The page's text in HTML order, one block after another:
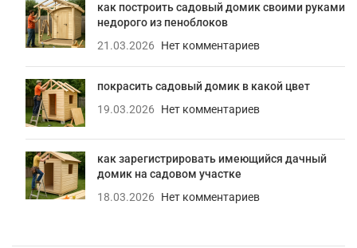
как построить садовый домик своими руками
недорого из пеноблоков
21.03.2026
Нет комментариев
покрасить садовый домик в какой цвет
19.03.2026
Нет комментариев
как зарегистрировать имеющийся дачный
домик на садовом участке
18.03.2026
Нет комментариев